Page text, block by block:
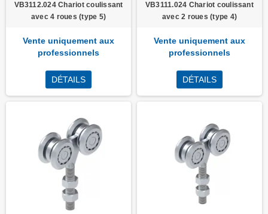
VB3112.024 Chariot coulissant
avec 4 roues (type 5)
Vente uniquement aux
professionnels
DÉTAILS
VB3111.024 Chariot coulissant
avec 2 roues (type 4)
Vente uniquement aux
professionnels
DÉTAILS